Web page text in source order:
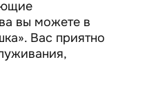
вы можете в
Вас приятно